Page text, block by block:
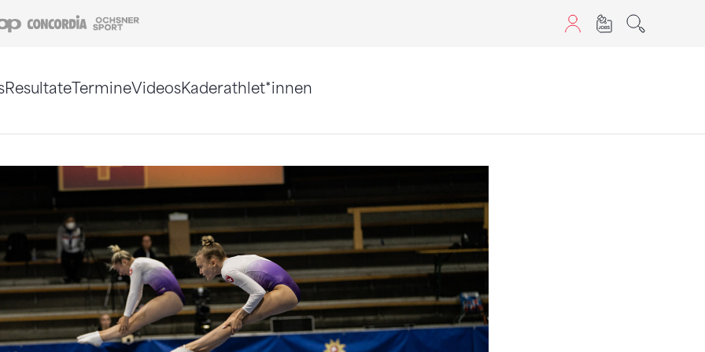
Coop Concordia
ResultateTermineVideosKaderathlet*innen